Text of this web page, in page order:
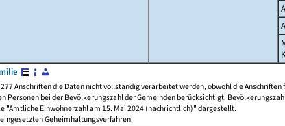
Anschriften die Daten nicht vollständig verarbeitet werden, obwohl die
Personen bei der Bevölkerungszahl der Gemeinden berücksichtigt.
"Amtliche Einwohnerzahl am 15. Mai 2024 (nachrichtlich)" dargestellt.
Geheimhaltungsverfahren.